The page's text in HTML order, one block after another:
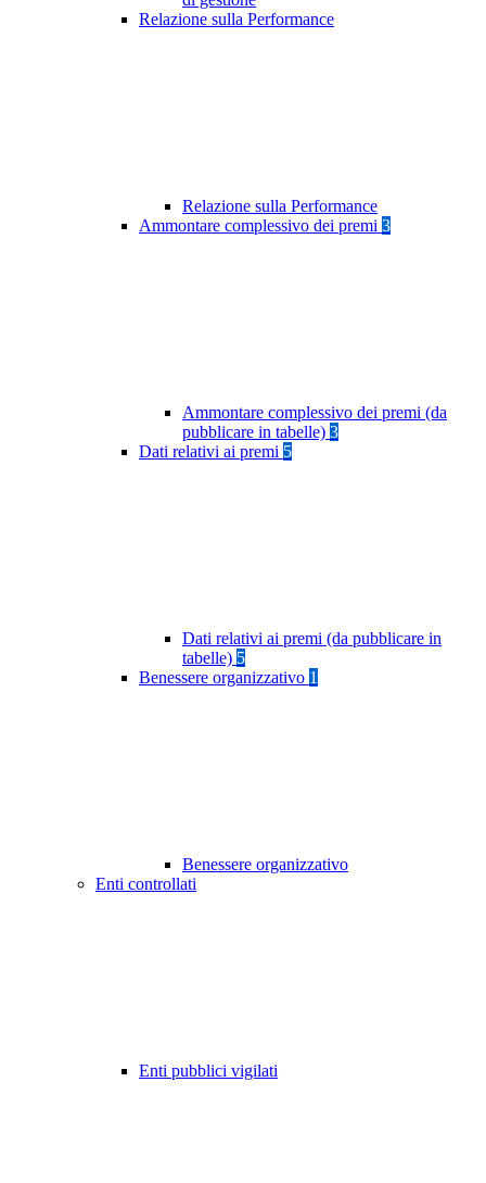
Relazione sulla Performance
Relazione sulla Performance
Ammontare complessivo dei premi 3
Ammontare complessivo dei premi (da
pubblicare in tabelle) 3
Dati relativi ai premi 5
Dati relativi ai premi (da pubblicare in
tabelle) 5
Benessere organizzativo 1
Benessere organizzativo
Enti controllati
Enti pubblici vigilati